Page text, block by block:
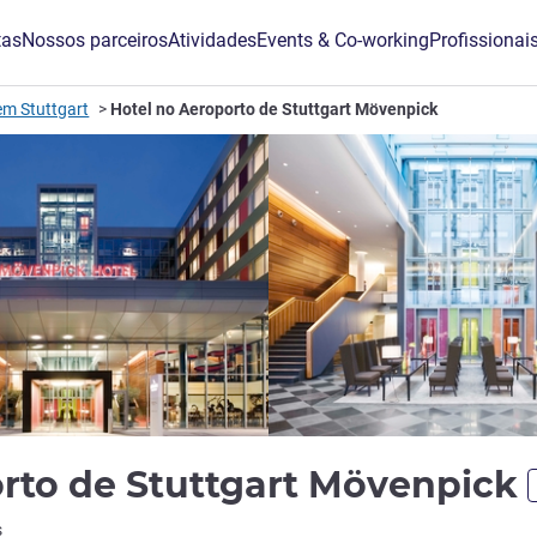
Nossos parceirosAtividadesEvents & Co-working
Stuttgart Hotel no Aeroporto de Stuttgart Mövenpick
de Stuttgart Mövenpick
ALL)